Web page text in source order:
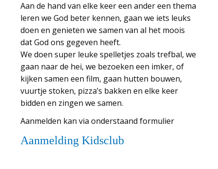
Aan de hand van elke keer een ander een thema
leren we God beter kennen, gaan we iets leuks
doen en genieten we samen van al het moois
dat God ons gegeven heeft.
We doen super leuke spelletjes zoals trefbal, we
gaan naar de hei, we bezoeken een imker, of
kijken samen een film, gaan hutten bouwen,
vuurtje stoken, pizza’s bakken en elke keer
bidden en zingen we samen.
Aanmelden kan via onderstaand formulier
Aanmelding Kidsclub